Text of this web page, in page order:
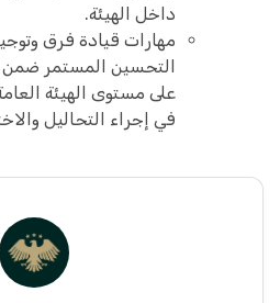
داخل الهيئة.
مهارات قيادة فرق
التحسين المستمر ضمن
على مستوى الهيئة
في إجراء التحاليل